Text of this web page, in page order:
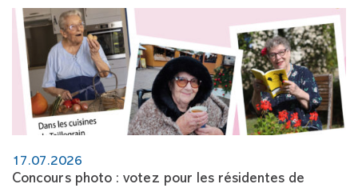
17.07.2026
Concours photo : votez pour les résidentes de